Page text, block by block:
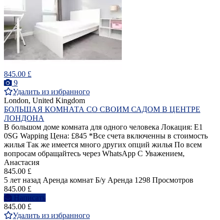
845.00 £
9
Удалить из избранного
London, United Kingdom
БОЛЬШАЯ КОМНАТА СО СВОИМ САДОМ В ЦЕНТРЕ
ЛОНДОНА
В большом доме комната для одного человека Локация: E1
0SG Wapping Цена: £845 *Все счета включенны в стоимость
жилья Так же имеется много других опций жилья По всем
вопросам обращайтесь через WhatsApp С Уважением,
Анастасия
845.00 £
5 лет назад Аренда комнат Б/у Аренда 1298 Просмотров
845.00 £
Написать
845.00 £
Удалить из избранного